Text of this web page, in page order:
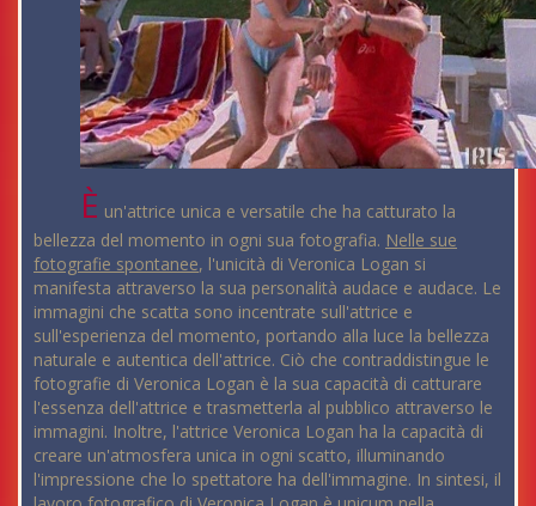
È un'attrice unica e versatile che ha catturato la
bellezza del momento in ogni sua fotografia. Nelle sue
fotografie spontanee, l'unicità di Veronica Logan si
manifesta attraverso la sua personalità audace e audace. Le
immagini che scatta sono incentrate sull'attrice e
sull'esperienza del momento, portando alla luce la bellezza
naturale e autentica dell'attrice. Ciò che contraddistingue le
fotografie di Veronica Logan è la sua capacità di catturare
l'essenza dell'attrice e trasmetterla al pubblico attraverso le
immagini. Inoltre, l'attrice Veronica Logan ha la capacità di
creare un'atmosfera unica in ogni scatto, illuminando
l'impressione che lo spettatore ha dell'immagine. In sintesi, il